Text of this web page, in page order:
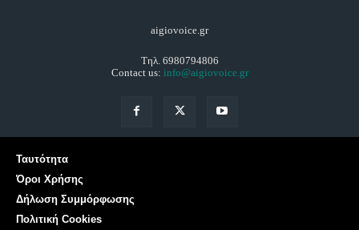
aigiovoice.gr
Τηλ. 6980794806
Contact us: info@aigiovoice.gr
Ταυτότητα
Όροι Χρήσης
Δήλωση Συμμόρφωσης
Πολιτική Cookies